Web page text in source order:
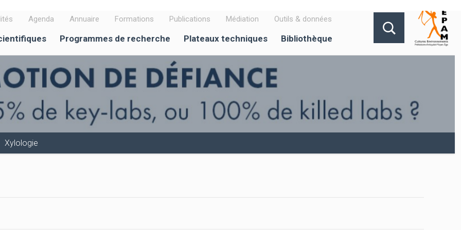
Agenda Annuaire Formations Publications Médiation Outils & données
Programmes de recherche Plateaux techniques Bibliothèque
Xylologie